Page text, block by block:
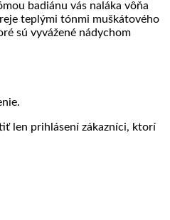
badiánu vás naláka vôňa
teplými tónmi muškátového
sú vyvážené nádychom
len prihlásení zákazníci, ktorí